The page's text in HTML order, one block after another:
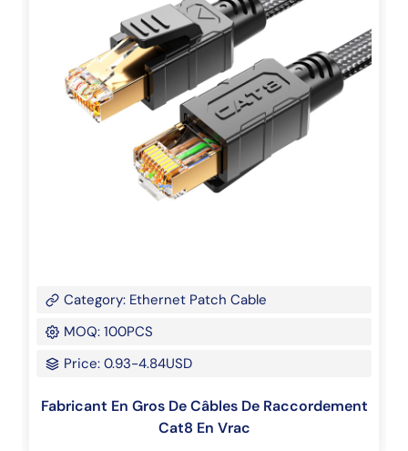
Category: Ethernet Patch Cable
MOQ: 100PCS
Price: 0.93-4.84USD
Fabricant En Gros De Câbles De Raccordement
Cat8 En Vrac